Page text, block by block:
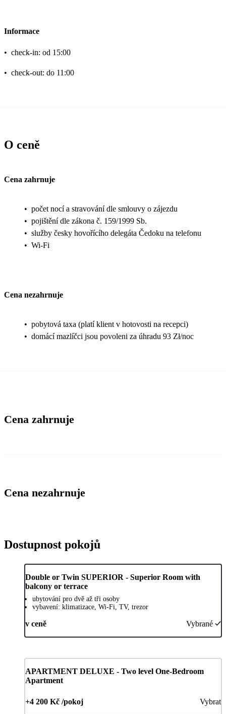
Informace
• check-in: od 15:00
• check-out: do 11:00
O ceně
Cena zahrnuje
• počet nocí a stravování dle smlouvy o zájezdu
• pojištění dle zákona č. 159/1999 Sb.
• služby česky hovořícího delegáta Čedoku na telefonu
• Wi-Fi
Cena nezahrnuje
• pobytová taxa (platí klient v hotovosti na recepci)
• domácí mazlíčci jsou povoleni za úhradu 93 Zł/noc
Cena zahrnuje
Cena nezahrnuje
Dostupnost pokojů
Double or Twin SUPERIOR - Superior Room with
balcony or terrace
ubytování pro dvě až tři osoby
vybavení: klimatizace, Wi-Fi, TV, trezor
v ceně Vybrané
APARTMENT DELUXE - Two level One-Bedroom
Apartment
+4 200 Kč /pokoj Vybrat